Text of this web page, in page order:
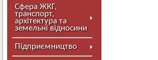
Сфера ЖКГ,
транспорт,
архітектура та
земельні відносини
Підприємництво